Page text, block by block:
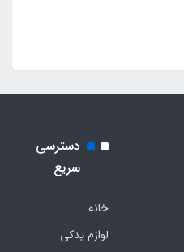
دسترسی
سریع
خانه
لوازم یدکی